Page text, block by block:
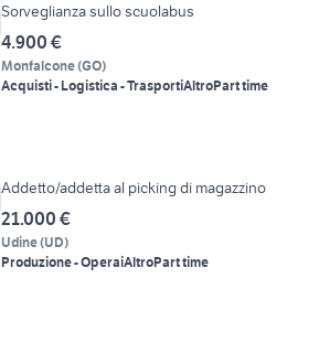
Sorveglianza sullo scuolabus
4.900 €
Monfalcone(GO)
Acquisti - Logistica - TrasportiAltroPart time
Addetto/addetta al picking di magazzino
21.000 €
Udine(UD)
Produzione - OperaiAltroPart time